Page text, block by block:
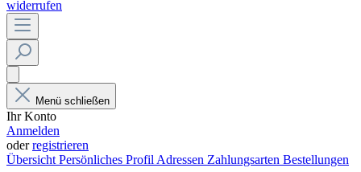
widerrufen
Menü schließen
Ihr Konto
Anmelden
oderregistrieren
Übersicht Persönliches Profil Adressen Zahlungsarten Bestellungen